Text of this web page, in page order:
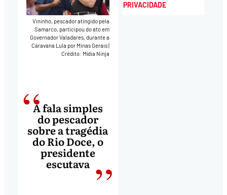
Vininho, pescador atingido pela
Samarco, participou do ato em
Governador Valadares, durante a
Caravana Lula por Minas Gerais|
Crédito: Mídia Ninja
A fala simples
do pescador
sobre a tragédia
do Rio Doce, o
presidente
escutava
PRIVACIDADE